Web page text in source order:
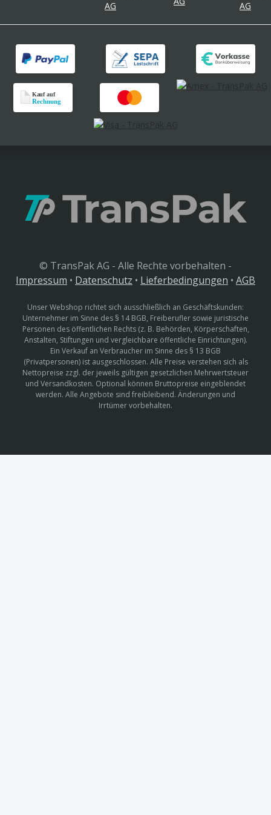
© TransPak AG - Alle Rechte vorbehalten -
Impressum • Datenschutz • Lieferbedingungen • AGB
Unser Webshop richtet sich ausschließlich an Geschäftskunden:
Unternehmer im Sinne des § 14 BGB, Freiberufler sowie juristische
Personen des öffentlichen Rechts (z. B. Behörden, Körperschaften,
Anstalten, Stiftungen und vergleichbare öffentliche Einrichtungen).
Ein Verkauf an Verbraucher im Sinne des § 13 BGB
(Privatpersonen) ist ausgeschlossen. Alle Preise verstehen sich als
Nettopreise zzgl. der jeweils gültigen gesetzlichen Mehrwertsteuer
und Versandkosten. Optional können Bruttopreise eingeblendet
werden. Alle Angebote sind freibleibend. Änderungen und
Irrtümer vorbehalten.